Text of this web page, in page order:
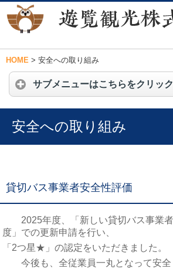
HOME > 安全への取り組み
サブメニューはこちらをクリック
安全への取り組み
貸切バス事業者安全性評価
2025年度、「新しい貸切バス事業者
度」での更新申請を行い、
「2つ星★」の認定をいただきました。
今後も、全従業員一丸となって安全